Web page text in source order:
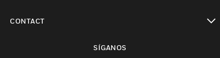
CONTACT
SÍGANOS